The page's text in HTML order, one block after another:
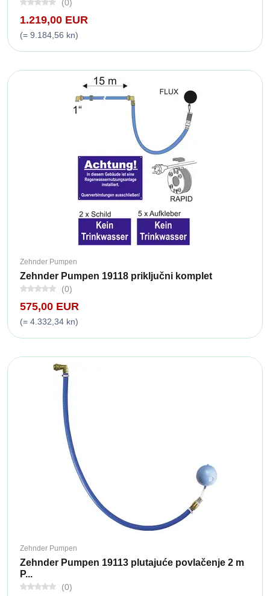
(0)
1.219,00 EUR
(= 9.184,56 kn)
Zehnder Pumpen
Zehnder Pumpen 19118 priključni komplet
(0)
575,00 EUR
(= 4.332,34 kn)
Zehnder Pumpen
Zehnder Pumpen 19113 plutajuće povlačenje 2 m
P...
(0)